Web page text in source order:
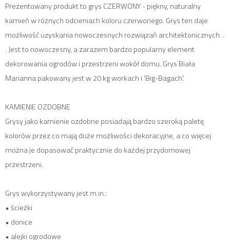
Prezentowany produkt to grys CZERWONY - piękny, naturalny
kamień w różnych odcieniach koloru czerwonego. Grys ten daje
możliwość uzyskania nowoczesnych rozwiązań architektonicznych. .
. Jest to nowoczesny, a zarazem bardzo popularny element
dekorowania ogrodów i przestrzeni wokół domu. Grys Biała
Marianna pakowany jest w 20 kg workach i 'Big-Bagach'.
KAMIENIE OZDOBNE
Grysy jako kamienie ozdobne posiadają bardzo szeroką paletę
kolorów przez co mają duże możliwości dekoracyjne, a co więcej
można je dopasować praktycznie do każdej przydomowej
przestrzeni.
Grys wykorzystywany jest m.in.:
• ścieżki
• donice
• alejki ogrodowe